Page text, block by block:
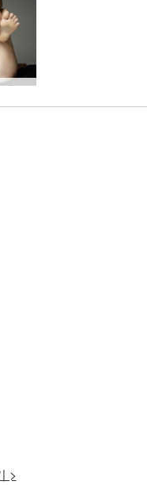
모든 몰로코 에로티카 #6
모든 몰로코 누드 및 천연 #45
모든 몰로코 에로티카 #23
몰로코 누드 사진 #15
사이트
하세
모든 Moloko 금지 없음 #35몰로코 누드 사진 #14
모든 몰로코 누드 및 천연 #33
모든 Moloko 금지 없음 #29
모든 Moloko 완벽한 누드 #29
모든 Moloko 순수 누드 #31
사이트
하세
모든 Moloko 꿈의 소녀 #12
모든 Moloko 꿈의 소녀 #29어떤 몰로코라도 바람직하다 #8
모든 Moloko 금지 없음 #27모든 몰로코 에로티카 #34
모든 Moloko 암시 #7
사이트
하세
모든 Moloko 금지 없음 #31
모든 Moloko 순수 누드 #14모든 몰로코 성적 #4
모든 몰로코 누드 및 천연 #29
몰로코 누드 사진 #27
모든 Moloko 꿈의 소녀 #4
모든 Moloko 공개 #33모든 몰로코 누드 및 천연 #13
모든 Moloko 꿈의 소녀 #16모든 몰로코 누드 및 천연 #26
사이트
하세
모든 Moloko 공개 #34모든 몰로코 누드 및 천연 #15
어떤 몰로코라도 바람직하다 #7
모든 몰로코 누드 및 천연 #31
모든 Moloko 꿈의 소녀 #21어떤 몰로코 페미닌포스 #44
사이트
하세
모든 Moloko 공개 #14
모든 Moloko 완벽한 누드 #25
모든 Moloko 금지 없음 #4모든 몰로코 누드 및 천연 #30
모든 몰로코 성적 #3
어떤 몰로코 페미닌포스 #40
사이트
하세
모든 몰로코 성적 #19
>